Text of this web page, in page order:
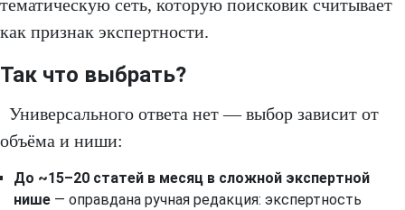
тематическую сеть, которую поисковик считывает
как признак экспертности.
Так что выбрать?
Универсального ответа нет — выбор зависит от
объёма и ниши:
До ~15–20 статей в месяц в сложной экспертной
нише — оправдана ручная редакция: экспертность